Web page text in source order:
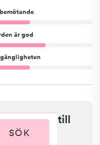
är god
- få upp till
SÖK